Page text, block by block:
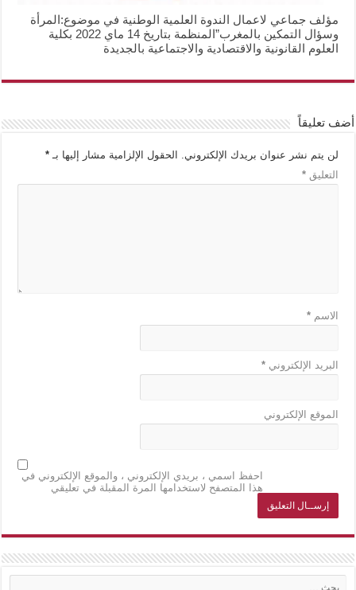
مؤلف جماعي لاعمال الندوة العلمية الوطنية في موضوع:المرأة
وسؤال التمكين بالمغرب”المنظمة بتاريخ 14 ماي 2022 بكلية
العلوم القانونية والاقتصادية والاجتماعية بالجديدة
أضف تعليقاً
لن يتم نشر عنوان بريدك الإلكتروني. الحقول الإلزامية مشار إليها بـ*
التعليق*
الاسم*
البريد الإلكتروني*
الموقع الإلكتروني